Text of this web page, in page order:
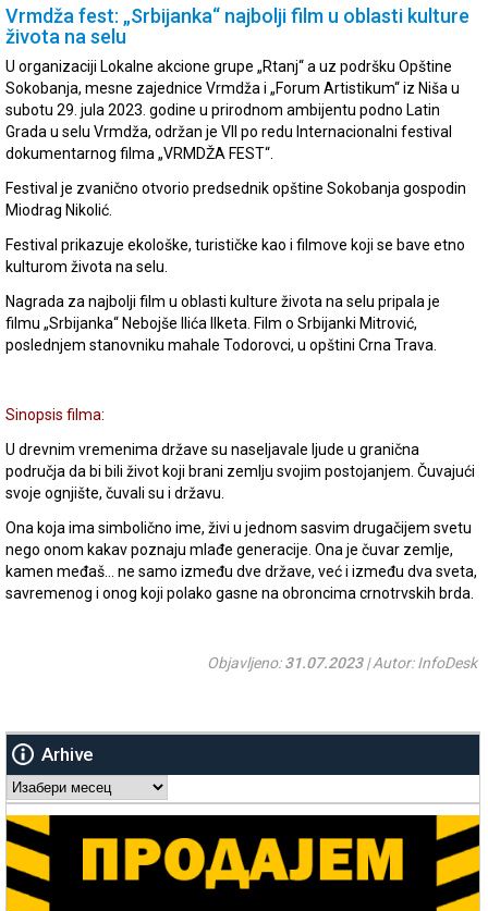
Vrmdža fest: „Srbijanka“ najbolji film u oblasti kulture
života na selu
U organizaciji Lokalne akcione grupe „Rtanj“ a uz podršku Opštine
Sokobanja, mesne zajednice Vrmdža i „Forum Artistikum“ iz Niša u
subotu 29. jula 2023. godine u prirodnom ambijentu podno Latin
Grada u selu Vrmdža, održan je VII po redu Internacionalni festival
dokumentarnog filma „VRMDŽA FEST“.
Festival je zvanično otvorio predsednik opštine Sokobanja gospodin
Miodrag Nikolić.
Festival prikazuje ekološke, turističke kao i filmove koji se bave etno
kulturom života na selu.
Nagrada za najbolji film u oblasti kulture života na selu pripala je
filmu „Srbijanka“ Nebojše Ilića Ilketa. Film o Srbijanki Mitrović,
poslednjem stanovniku mahale Todorovci, u opštini Crna Trava.
Sinopsis filma:
U drevnim vremenima države su naseljavale ljude u granična
područja da bi bili život koji brani zemlju svojim postojanjem. Čuvajući
svoje ognjište, čuvali su i državu.
Ona koja ima simbolično ime, živi u jednom sasvim drugačijem svetu
nego onom kakav poznaju mlađe generacije. Ona je čuvar zemlje,
kamen međaš… ne samo između dve države, već i između dva sveta,
savremenog i onog koji polako gasne na obroncima crnotrvskih brda.
Objavljeno:31.07.2023| Autor: InfoDesk
Arhive
Arhive